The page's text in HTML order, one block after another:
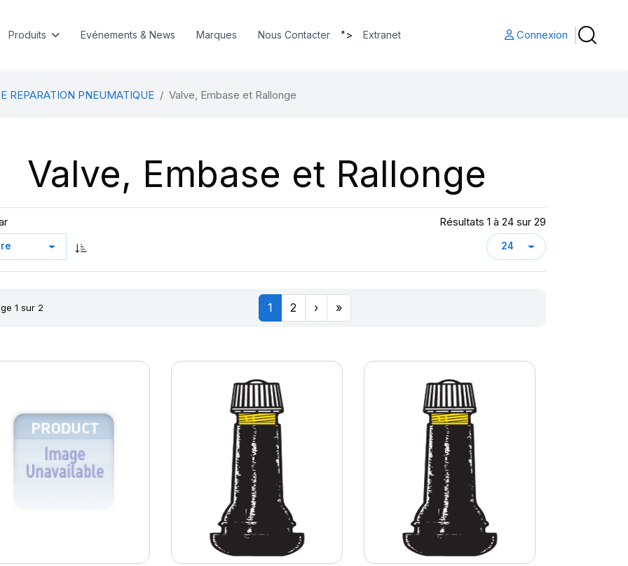
Produits Evénements & News Marques Nous Contacter "> Extranet Connexion
REPARATION PNEUMATIQUE Valve, Embase et Rallonge
Valve, Embase et Rallonge
Résultats 1 à 24 sur 29
1 sur 2 1 2 › »